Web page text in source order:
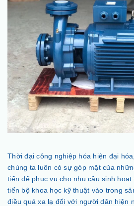
Thời đại công nghiệp hóa hiện đại
chúng ta luôn có sự góp mặt của
tiến để phục vụ cho nhu cầu sinh
tiến bộ khoa học kỹ thuật vào trong
điều quá xa lạ đối với người dân hiện